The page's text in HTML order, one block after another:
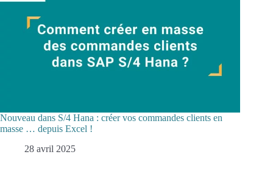
Nouveau dans S/4 Hana : créer vos commandes clients en
masse … depuis Excel !
28 avril 2025